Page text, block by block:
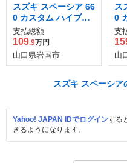
スズキ スペーシア 66
0 カスタム ハイブリ
ッド XSターボ
支払総額
109.9万円
山口県岩国市
ス
0
ッ
支
山
スズキ スペーシア
Yahoo! JAPAN IDでログインする
きるようになります。